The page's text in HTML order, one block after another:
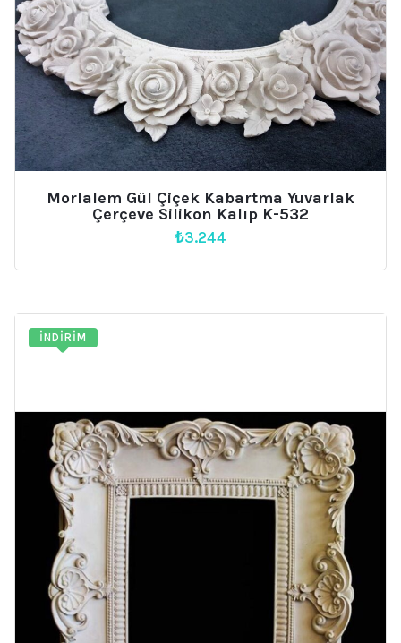
Morlalem Gül Çiçek Kabartma Yuvarlak
Çerçeve Silikon Kalıp K-532
₺3.244
İNDIRIM